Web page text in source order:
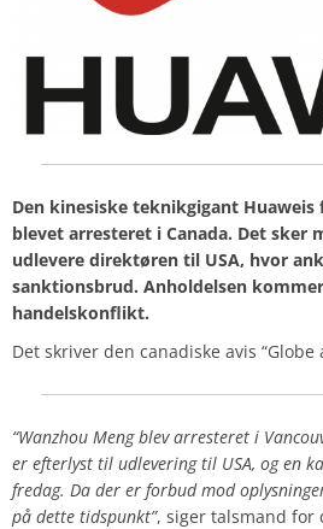
Den kinesiske teknikgigant
blevet arresteret i Canada. Det sker
udlevere direktøren til USA, hvor
sanktionsbrud. Anholdelsen kommer
handelskonflikt.
Det skriver den canadiske avis “Globe
“Wanzhou Meng blev arresteret i
er efterlyst til udlevering til USA, og en
fredag. Da der er forbud mod
på dette tidspunkt”, siger talsmand for